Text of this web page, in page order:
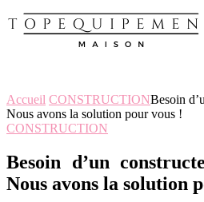
Accueil CONSTRUCTIONBesoin
Nous avons la solution pour vous !
CONSTRUCTION
Besoin d’un
Nous avons la solution